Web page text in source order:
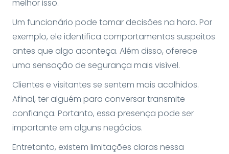
melhor isso.
Um funcionário pode tomar decisões na hora. Por
exemplo, ele identifica comportamentos suspeitos
antes que algo aconteça. Além disso, oferece
uma sensação de segurança mais visível.
Clientes e visitantes se sentem mais acolhidos.
Afinal, ter alguém para conversar transmite
confiança. Portanto, essa presença pode ser
importante em alguns negócios.
Entretanto, existem limitações claras nessa